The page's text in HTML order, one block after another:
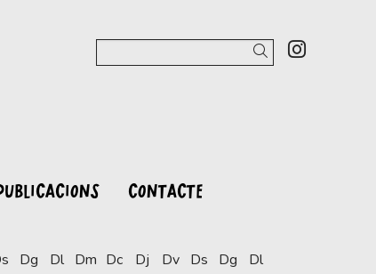
Link a
Cercar
CONTACTE
Dg
Dl Dm Dc
Dj
Dv Ds
Dg
Dl